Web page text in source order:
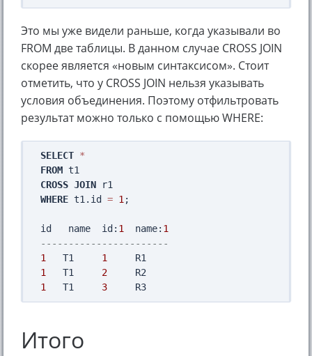
Это мы уже видели раньше, когда указывали во
FROM две таблицы. В данном случае CROSS JOIN
скорее является «новым синтаксисом». Стоит
отметить, что у CROSS JOIN нельзя указывать
условия объединения. Поэтому отфильтровать
результат можно только с помощью WHERE:
SELECT *
FROM
CROSS JOIN
WHERE t1.id = 1;
id   name  id: 1
  name:
1
-----------------------
1
   T1
1
1
   T1
2
1
   T1
3
Итого